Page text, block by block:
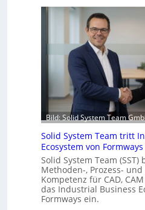
i
v
e
r
s
a
l
A
u
o
m
a
t
i
o
n
Bild: Solid System Team
Solid System Team tritt
Ecosystem von
Solid System Team
Methoden-, Prozess- und
Kompetenz für CAD,
das Industrial Business
Formways ein.